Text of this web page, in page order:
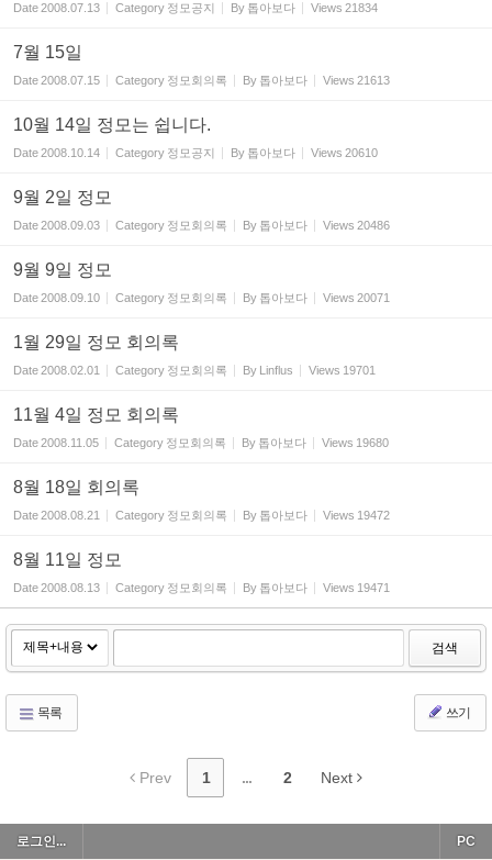
Date2008.07.13 Category 정모공지 By 톱아보다 Views 21834
7월 15일
Date2008.07.15 Category 정모회의록 By 톱아보다 Views 21613
10월 14일 정모는 쉽니다.
Date2008.10.14 Category 정모공지 By 톱아보다 Views 20610
9월 2일 정모
Date2008.09.03 Category 정모회의록 By 톱아보다 Views 20486
9월 9일 정모
Date2008.09.10 Category 정모회의록 By 톱아보다 Views 20071
1월 29일 정모 회의록
Date2008.02.01 Category 정모회의록 By Linflus Views 19701
11월 4일 정모 회의록
Date2008.11.05 Category 정모회의록 By 톱아보다 Views 19680
8월 18일 회의록
Date2008.08.21 Category 정모회의록 By 톱아보다 Views 19472
8월 11일 정모
Date2008.08.13 Category 정모회의록 By 톱아보다 Views 19471
검색
목록 쓰기
Prev 1 ... 2 Next
로그인... PC